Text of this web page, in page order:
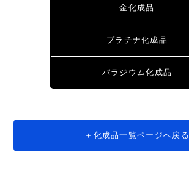
金化成品
プラチナ化成品
パラジウム化成品
化成品一覧ページへ戻る